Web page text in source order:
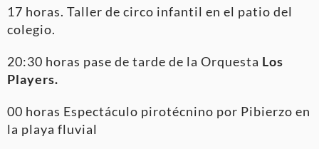
17 horas. Taller de circo infantil en el patio del
colegio.
20:30 horas pase de tarde de la Orquesta Los
Players.
00 horas Espectáculo pirotécnino por Pibierzo en
la playa fluvial